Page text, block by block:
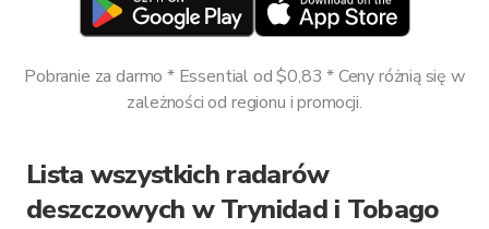
Pobranie za darmo * Essential od $0,83 * Ceny różnią się w
zależności od regionu i promocji.
Lista wszystkich radarów
deszczowych w Trynidad i Tobago